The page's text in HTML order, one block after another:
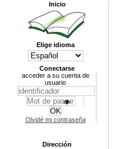
Inicio
Elige idioma
Conectarse
acceder a su cuenta de
usuario
Olvidé mi contraseña
Dirección